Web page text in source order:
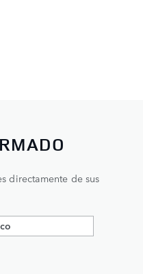
directamente de sus